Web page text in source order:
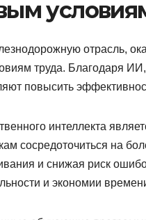
отрасль,
труда. Благодаря
повысить
интеллекта
сосредоточиться на
и снижая риск
и экономии